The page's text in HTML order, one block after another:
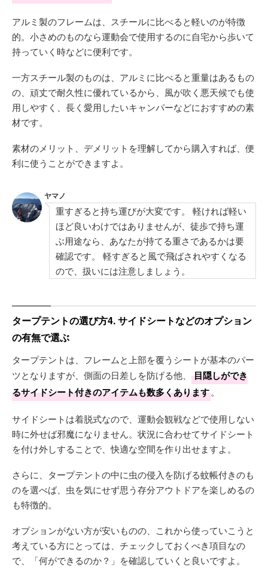
アルミ製のフレームは、スチールに比べると軽いのが特徴
的。小さめのものなら運動会で使用するのに自宅から歩いて
持っていく時などに便利です。
一方スチール製のものは、アルミに比べると重量はあるもの
の、頑丈で耐久性に優れているから、風が吹く悪天候でも使
用しやすく、長く愛用したいキャンパーなどにおすすめの素
材です。
素材のメリット、デメリットを理解してから購入すれば、便
利に使うことができますよ。
ヤマノ
重すぎると持ち運びが大変です。 軽ければ軽い
ほど良いわけではありませんが、徒歩で持ち運
ぶ用途なら、あなたが持てる重さであるかは要
確認です。 軽すぎると風で飛ばされやすくなる
ので、扱いには注意しましょう。
タープテントの選び方4. サイドシートなどのオプション
の有無で選ぶ
タープテントは、フレームと上部を覆うシートが基本のパー
ツとなりますが、側面の日差しを防げる他、
目隠しができ
るサイドシート付きのアイテムも数多くあります。
サイドシートは着脱式なので、運動会観戦などで使用しない
時に外せば邪魔になりません。状況に合わせてサイドシート
を付け外しすることで、快適な空間を作り出せますよ。
さらに、タープテントの中に虫の侵入を防げる蚊帳付きのも
のを選べば、虫を気にせず思う存分アウトドアを楽しめるの
も特徴的。
オプションがない方が安いものの、これから使っていこうと
考えている方にとっては、チェックしておくべき項目なの
で、「何ができるのか？」を確認していくと良いですよ。